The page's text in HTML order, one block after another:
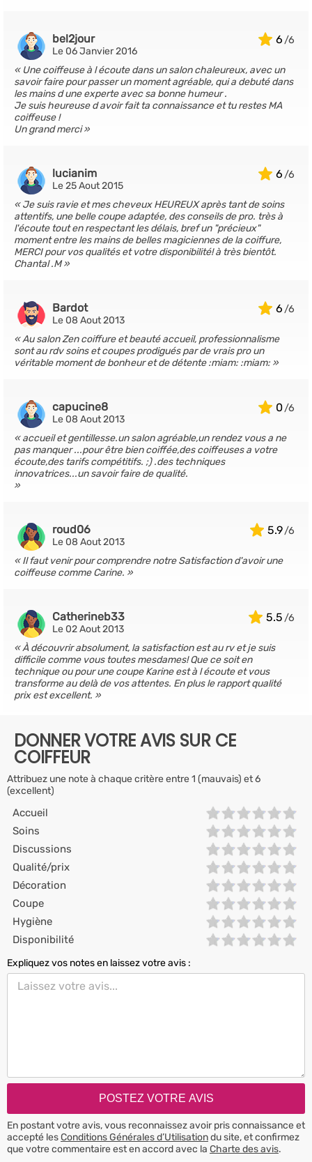
6
bel2jour
Le 06 Janvier 2016
Une coiffeuse à l écoute dans un salon chaleureux, avec un
savoir faire pour passer un moment agréable, qui a debuté dans
les mains d une experte avec sa bonne humeur .
Je suis heureuse d avoir fait ta connaissance et tu restes MA
coiffeuse !
Un grand merci
6
lucianim
Le 25 Aout 2015
Je suis ravie et mes cheveux HEUREUX après tant de soins
attentifs, une belle coupe adaptée, des conseils de pro. très à
l'écoute tout en respectant les délais, bref un "précieux"
moment entre les mains de belles magiciennes de la coiffure,
MERCI pour vos qualités et votre disponibilité! à très bientôt.
Chantal .M
6
Bardot
Le 08 Aout 2013
Au salon Zen coiffure et beauté accueil, professionnalisme
sont au rdv soins et coupes prodigués par de vrais pro un
véritable moment de bonheur et de détente :miam: :miam:
0
capucine8
Le 08 Aout 2013
accueil et gentillesse.un salon agréable,un rendez vous a ne
pas manquer ...pour être bien coiffée,des coiffeuses a votre
écoute,des tarifs compétitifs. ;) .des techniques
innovatrices...un savoir faire de qualité.
5.9
roud06
Le 08 Aout 2013
Il faut venir pour comprendre notre Satisfaction d'avoir une
coiffeuse comme Carine.
5.5
Catherineb33
Le 02 Aout 2013
À découvrir absolument, la satisfaction est au rv et je suis
difficile comme vous toutes mesdames! Que ce soit en
technique ou pour une coupe Karine est à l écoute et vous
transforme au delà de vos attentes. En plus le rapport qualité
prix est excellent.
DONNER VOTRE AVIS SUR CE
COIFFEUR
Attribuez une note à chaque critère entre 1 (mauvais) et 6
(excellent)
Accueil
Soins
Discussions
Qualité/prix
Décoration
Coupe
Hygiène
Disponibilité
Expliquez vos notes en laissez votre avis :
En postant votre avis, vous reconnaissez avoir pris connaissance et
accepté lesConditions Générales d’Utilisationdu site, et confirmez
que votre commentaire est en accord avec la Charte des avis.